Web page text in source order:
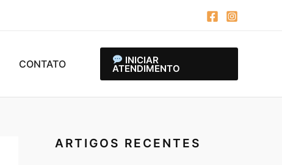
CONTATO INICIAR
ATENDIMENTO
ARTIGOS RECENTES